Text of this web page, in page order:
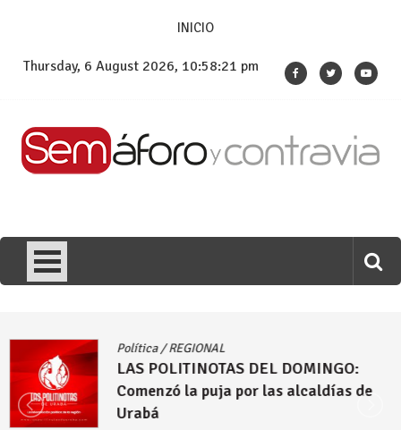
INICIO
Thursday, 6 August 2026, 10:58:22 pm
Política/REGIONAL
LAS POLITINOTAS DEL DOMINGO:
Comenzó la puja por las alcaldías de
Urabá